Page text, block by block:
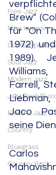
Free Jazz
Free Improv
Contemporary
Soul Jazz
Modern Jazz
Jazz Rock/
Electric Jazz
Country
Bluegrass
Country Rock
Brew"
für "On
1972)
1989).
Farrell,
Jaco
seine